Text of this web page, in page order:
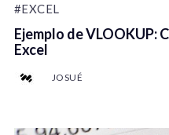
#EXCEL
Ejemplo de VLOOKUP:
Excel
JOSUÉ